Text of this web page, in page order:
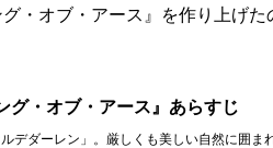
グ・オブ・アース』を作り上げた
グ・オブ・アース』あらすじ
デダーレン」。厳しくも美しい自然に囲